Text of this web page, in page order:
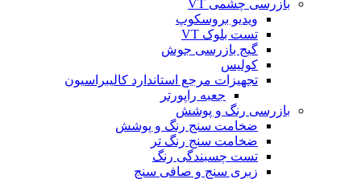
بازرسی چشمی VT
ویدیو بروسکوپ
تست بلوک VT
گیج بازرسی جوش
کولیس
تجهیزات مرجع استاندارد کالیبراسیون
جعبه راپورتر
بازرسی رنگ و پوشش
ضخامت سنج رنگ و پوشش
ضخامت سنج رنگ تر
تست چسبندگی رنگ
زبری سنج و صافی سنج